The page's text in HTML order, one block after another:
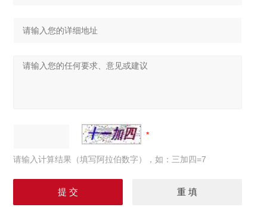
请输入计算结果（填写阿拉伯数字），如：三加四=7